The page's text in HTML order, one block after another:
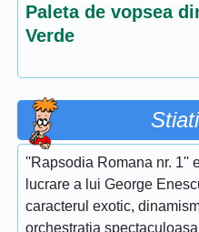
Paleta de vopsea
Verde
''Rapsodia Romana nr. 1''
lucrare a lui George
caracterul exotic,
orchestratia